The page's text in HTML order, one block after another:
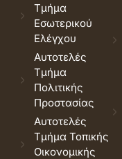
Τμήμα
Εσωτερικού
Ελέγχου
Αυτοτελές
Τμήμα
Πολιτικής
Προστασίας
Αυτοτελές
Τμήμα Τοπικής
Οικονομικής